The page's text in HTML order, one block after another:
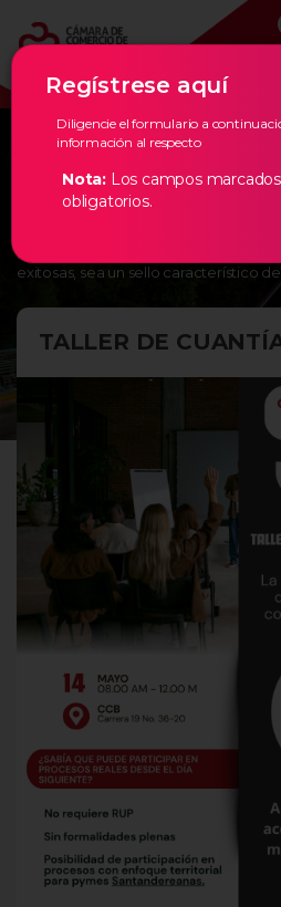
Eventos
En la Cámara de Comercio de
herramientas necesarias para que la
exitosas, sea un sello característico
TALLER DE
Regístrese aquí
Diligencie el formulario a
información al respecto
Nota: Los campos
obligatorios.